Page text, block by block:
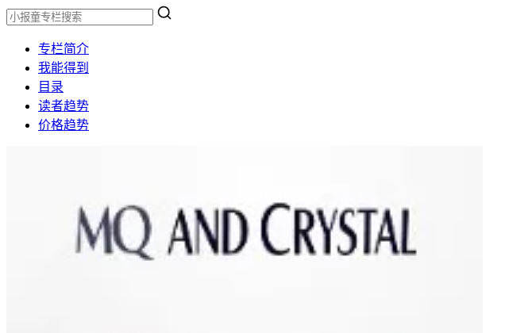
专栏简介
我能得到
目录
读者趋势
价格趋势